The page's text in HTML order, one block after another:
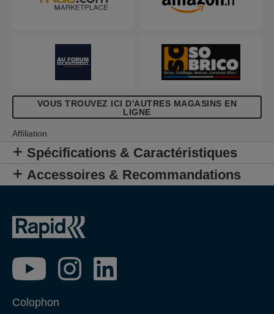
VOUS TROUVEZ ICI D'AUTRES MAGASINS EN
LIGNE
Affiliation
Spécifications & Caractéristiques
Accessoires & Recommandations
Colophon